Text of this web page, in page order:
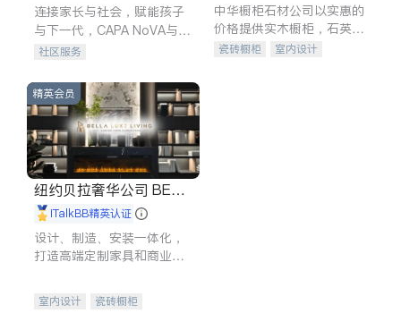
连接家长与社会，赋能孩子
与下一代，CAPA NoVA与您
携手建设包容、公平、充满
社区服务
中华橱柜石材公司以实惠的
价格提供实木橱柜，石英石
台面，多种优质不锈钢水
瓷砖橱柜
室内设计
精英会员
纽约贝拉奢华公司 BELL
A LUXE
iTalkBB精英认证
设计、制造、安装一体化，
打造高端定制家具和商业空
室内设计
瓷砖橱柜